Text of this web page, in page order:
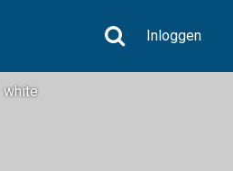
Inloggen
white